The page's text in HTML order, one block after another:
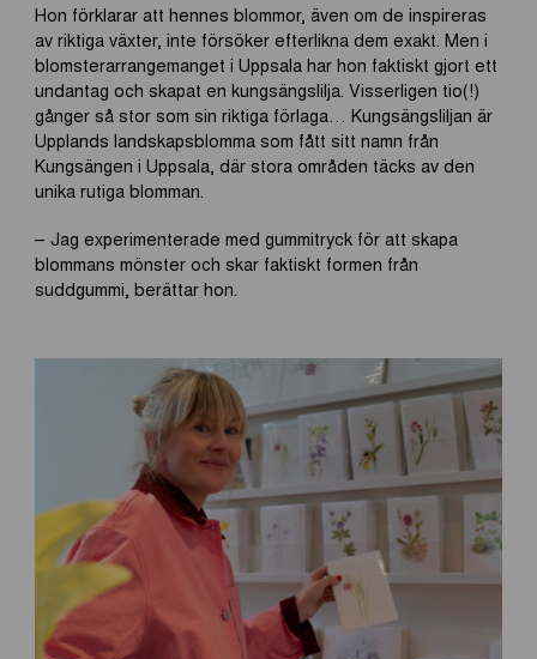
Hon förklarar att hennes blommor, även om de inspireras
av riktiga växter, inte försöker efterlikna dem exakt. Men i
blomsterarrangemanget i Uppsala har hon faktiskt gjort ett
undantag och skapat en kungsängslilja. Visserligen tio(!)
gånger så stor som sin riktiga förlaga… Kungsängsliljan är
Upplands landskapsblomma som fått sitt namn från
Kungsängen i Uppsala, där stora områden täcks av den
unika rutiga blomman.
– Jag experimenterade med gummitryck för att skapa
blommans mönster och skar faktiskt formen från
suddgummi, berättar hon.